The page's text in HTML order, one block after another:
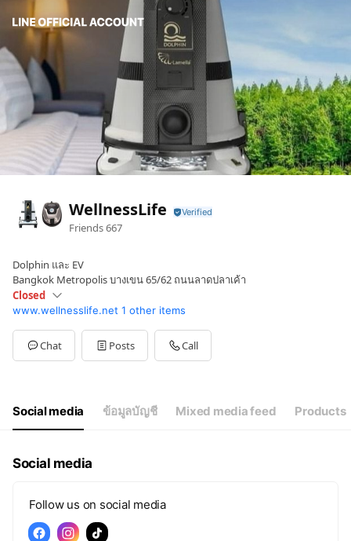
WellnessLife
Friends667
Dolphin และ EV
Bangkok Metropolis บางเขน 65/62 ถนนลาดปลาเค้า
Closed
SunClosed
Mon08:30 - 17:30
Tue08:30 - 17:30
Wed08:30 - 17:30
08:30 - 17:30
www.wellnesslife.net 1 other items
Chat Posts Call
Social media ข้อมูลบัญชี Mixed media feed Products
Social media
Follow us on social media